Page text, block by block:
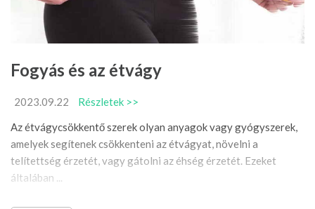
Fogyás és az étvágy
2023.09.22
Részletek >>
Az étvágycsökkentő szerek olyan anyagok vagy gyógyszerek,
amelyek segítenek csökkenteni az étvágyat, növelni a
telítettség érzetét, vagy gátolni az éhség érzetét. Ezeket
általában ...